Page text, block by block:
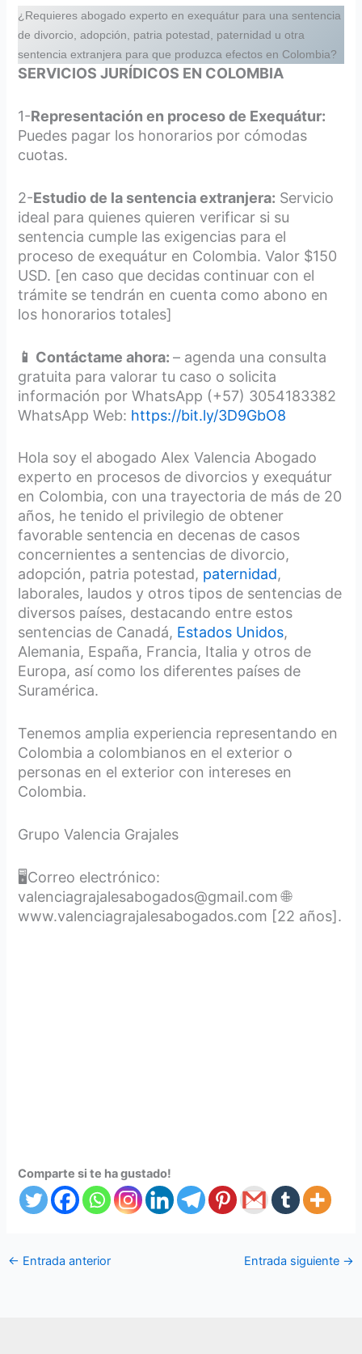
¿Requieres abogado experto en exequátur para una sentencia
de divorcio, adopción, patria potestad, paternidad u otra
sentencia extranjera para que produzca efectos en Colombia?
SERVICIOS JURÍDICOS EN COLOMBIA
1-Representación en proceso de Exequátur:
Puedes pagar los honorarios por cómodas
cuotas.
2-Estudio de la sentencia extranjera: Servicio
ideal para quienes quieren verificar si su
sentencia cumple las exigencias para el
proceso de exequátur en Colombia. Valor $150
USD. [en caso que decidas continuar con el
trámite se tendrán en cuenta como abono en
los honorarios totales]
📱 Contáctame ahora:– agenda una consulta
gratuita para valorar tu caso o solicita
información por WhatsApp (+57) 3054183382
WhatsApp Web: https://bit.ly/3D9GbO8
Hola soy el abogado Alex Valencia Abogado
experto en procesos de divorcios y exequátur
en Colombia, con una trayectoria de más de 20
años, he tenido el privilegio de obtener
favorable sentencia en decenas de casos
concernientes a sentencias de divorcio,
adopción, patria potestad, paternidad,
laborales, laudos y otros tipos de sentencias de
diversos países, destacando entre estos
sentencias de Canadá, Estados Unidos,
Alemania, España, Francia, Italia y otros de
Europa, así como los diferentes países de
Suramérica.
Tenemos amplia experiencia representando en
Colombia a colombianos en el exterior o
personas en el exterior con intereses en
Colombia.
Grupo Valencia Grajales
🖥️Correo electrónico:
valenciagrajalesabogados@gmail.com 🌐
www.valenciagrajalesabogados.com [22 años].
Comparte si te ha gustado!
← Entrada anterior Entrada siguiente →